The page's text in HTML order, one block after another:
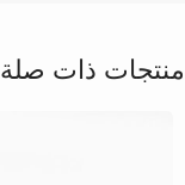
منتجات ذات صلة